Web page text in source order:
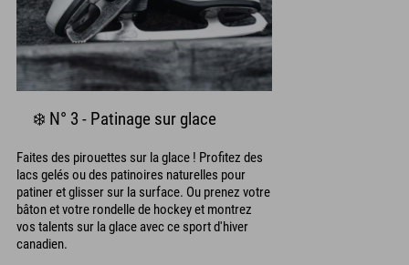
❄️ N° 3 - Patinage sur glace
Faites des pirouettes sur la glace ! Profitez des
lacs gelés ou des patinoires naturelles pour
patiner et glisser sur la surface. Ou prenez votre
bâton et votre rondelle de hockey et montrez
vos talents sur la glace avec ce sport d'hiver
canadien.